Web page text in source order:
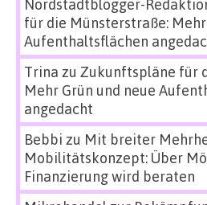
Nordstadtblogger-
für die Münsterstraße:
Aufenthaltsflächen
Trina zu Zukunftspläne für
Mehr Grün und neue
angedacht
Bebbi zu Mit breiter
Mobilitätskonzept: Über
Finanzierung wird beraten